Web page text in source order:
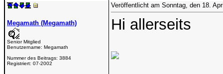
Megamath (Megamath)
Senior Mitglied
Benutzername: Megamath
Nummer des Beitrags: 3884
Registriert: 07-2002
Veröffentlicht am Sonntag, den 18.
Hi allerseits